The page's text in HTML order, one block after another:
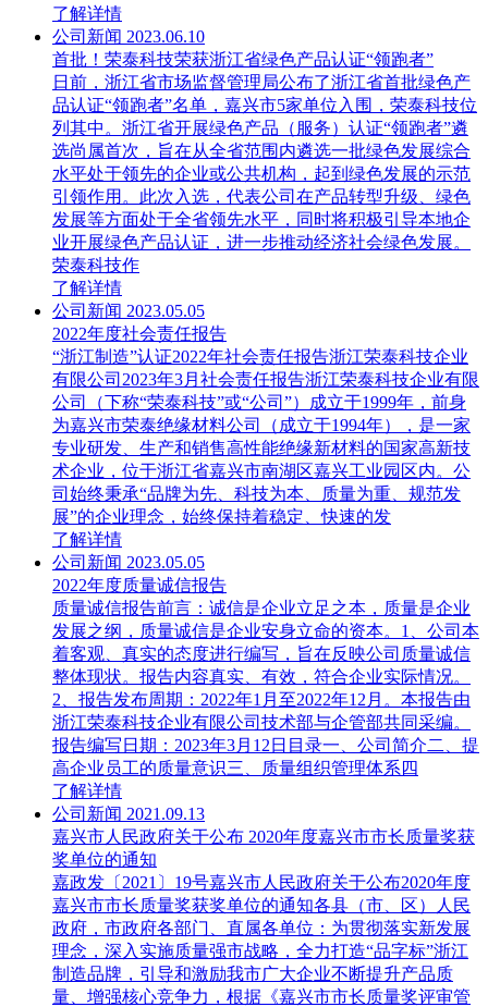
了解详情
公司新闻 2023.06.10
首批！荣泰科技荣获浙江省绿色产品认证“领跑者”
日前，浙江省市场监督管理局公布了浙江省首批绿色产
品认证“领跑者”名单，嘉兴市5家单位入围，荣泰科技位
列其中。浙江省开展绿色产品（服务）认证“领跑者”遴
选尚属首次，旨在从全省范围内遴选一批绿色发展综合
水平处于领先的企业或公共机构，起到绿色发展的示范
引领作用。此次入选，代表公司在产品转型升级、绿色
发展等方面处于全省领先水平，同时将积极引导本地企
业开展绿色产品认证，进一步推动经济社会绿色发展。
荣泰科技作
了解详情
公司新闻 2023.05.05
2022年度社会责任报告
“浙江制造”认证2022年社会责任报告浙江荣泰科技企业
有限公司2023年3月社会责任报告浙江荣泰科技企业有限
公司（下称“荣泰科技”或“公司”）成立于1999年，前身
为嘉兴市荣泰绝缘材料公司（成立于1994年），是一家
专业研发、生产和销售高性能绝缘新材料的国家高新技
术企业，位于浙江省嘉兴市南湖区嘉兴工业园区内。公
司始终秉承“品牌为先、科技为本、质量为重、规范发
展”的企业理念，始终保持着稳定、快速的发
了解详情
公司新闻 2023.05.05
2022年度质量诚信报告
质量诚信报告前言：诚信是企业立足之本，质量是企业
发展之纲，质量诚信是企业安身立命的资本。1、公司本
着客观、真实的态度进行编写，旨在反映公司质量诚信
整体现状。报告内容真实、有效，符合企业实际情况。
2、报告发布周期：2022年1月至2022年12月。本报告由
浙江荣泰科技企业有限公司技术部与企管部共同采编。
报告编写日期：2023年3月12日目录一、公司简介二、提
高企业员工的质量意识三、质量组织管理体系四
了解详情
公司新闻 2021.09.13
嘉兴市人民政府关于公布 2020年度嘉兴市市长质量奖获
奖单位的通知
嘉政发〔2021〕19号嘉兴市人民政府关于公布2020年度
嘉兴市市长质量奖获奖单位的通知各县（市、区）人民
政府，市政府各部门、直属各单位：为贯彻落实新发展
理念，深入实施质量强市战略，全力打造“品字标”浙江
制造品牌，引导和激励我市广大企业不断提升产品质
量、增强核心竞争力，根据《嘉兴市市长质量奖评审管